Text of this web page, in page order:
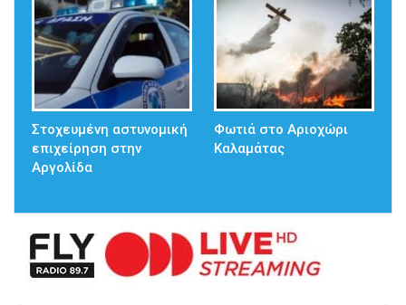
Στοχευμένη αστυνομική
επιχείρηση στην
Αργολίδα
Φωτιά στο Αριοχώρι
Καλαμάτας